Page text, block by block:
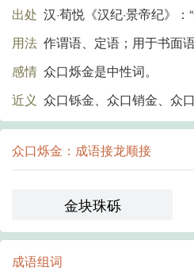
出处 汉·荀悦《汉纪·景帝纪》
用法 作谓语、定语；用于书面语
感情 众口烁金是中性词。
近义 众口铄金、众口销金、众
众口烁金：成语接龙顺接
金块珠砾
成语组词